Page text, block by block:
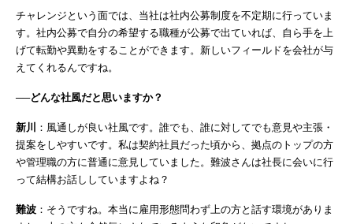
チャレンジという面では、当社は社内公募制度を不定期に行っていま
す。社内公募で自分の希望する職種が公募で出ていれば、自ら手を上
げて転勤や異動をすることができます。新しいフィールドを会社が与
えてくれるんですね。
──どんな社風だと思いますか？
新川
：風通しが良い社風です。誰でも、誰に対してでも意見や主張・
提案をしやすいです。私は契約社員だった頃から、拠点のトップの方
や管理職の方に普通に意見していました。難波さんは社長に会いに行
って結構お話ししていますよね？
難波 ：そうですね。本当に雇用形態問わず上の方と話す環境がありま